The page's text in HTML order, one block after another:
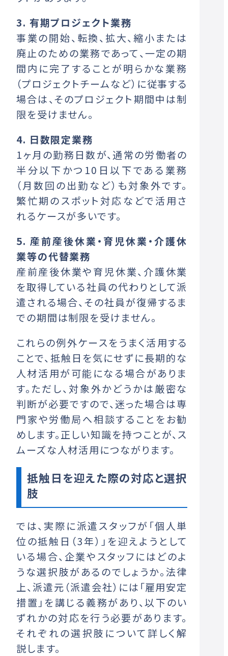
3. 有期プロジェクト業務
事業の開始、転換、拡大、縮小または
廃止のための業務であって、一定の期
間内に完了することが明らかな業務
（プロジェクトチームなど）に従事する
場合は、そのプロジェクト期間中は制
限を受けません。
4. 日数限定業務
1ヶ月の勤務日数が、通常の労働者の
半分以下かつ10日以下である業務
（月数回の出勤など）も対象外です。
繁忙期のスポット対応などで活用さ
れるケースが多いです。
5. 産前産後休業・育児休業・介護休
業等の代替業務
産前産後休業や育児休業、介護休業
を取得している社員の代わりとして派
遣される場合、その社員が復帰するま
での期間は制限を受けません。
これらの例外ケースをうまく活用する
ことで、抵触日を気にせずに長期的な
人材活用が可能になる場合がありま
す。ただし、対象外かどうかは厳密な
判断が必要ですので、迷った場合は専
門家や労働局へ相談することをお勧
めします。正しい知識を持つことが、ス
ムーズな人材活用につながります。
抵触日を迎えた際の対応と選択
肢
では、実際に派遣スタッフが「個人単
位の抵触日（3年）」を迎えようとして
いる場合、企業やスタッフにはどのよ
うな選択肢があるのでしょうか。法律
上、派遣元（派遣会社）には「雇用安定
措置」を講じる義務があり、以下のい
ずれかの対応を行う必要があります。
それぞれの選択肢について詳しく解
説します。